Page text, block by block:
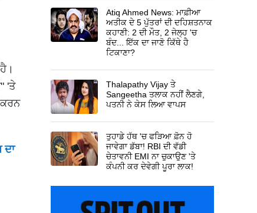
'ਤੇ
ਦਾ
Atiq Ahmed News: ਮਾਫ਼ੀਆ
ਅਤੀਕ ਦੇ 5 ਪੁੱਤਰਾਂ ਦੀ ਦਹਿਸ਼ਤਨਾਕ
ਕਹਾਣੀ: 2 ਦੀ ਮੌਤ, 2 ਜੇਲ੍ਹ 'ਚ
ਬੰਦ... ਇੱਕ ਦਾ ਜਾਣੋ ਕਿੱਥੇ ਹੈ
ਟਿਕਾਣਾ?
Thalapathy Vijay ਤੇ
Sangeetha ਤਲਾਕ ਨਹੀਂ ਲੈਣਗੇ,
ਪਤਨੀ ਨੇ ਕੇਸ ਲਿਆ ਵਾਪਸ
ਤੁਹਾਡੇ ਹੱਥ 'ਚ ਫੜਿਆ ਫ਼ੋਨ ਹੋ
ਜਾਵੇਗਾ ਡੱਬਾ! RBI ਦੀ ਵੱਡੀ
ਚੇਤਾਵਨੀ EMI ਨਾ ਚੁਕਾਉਣ 'ਤੇ
ਕੰਪਨੀ ਕਰ ਦੇਵੇਗੀ ਪੂਰਾ ਲਾਕ!